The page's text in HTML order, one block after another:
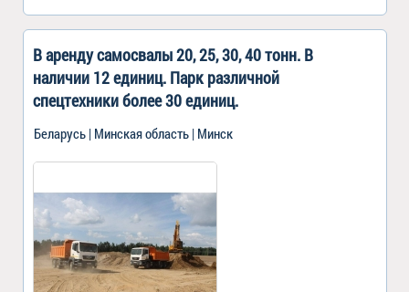
В аренду самосвалы 20, 25, 30, 40 тонн. В
наличии 12 единиц. Парк различной
спецтехники более 30 единиц.
Беларусь | Минская область | Минск